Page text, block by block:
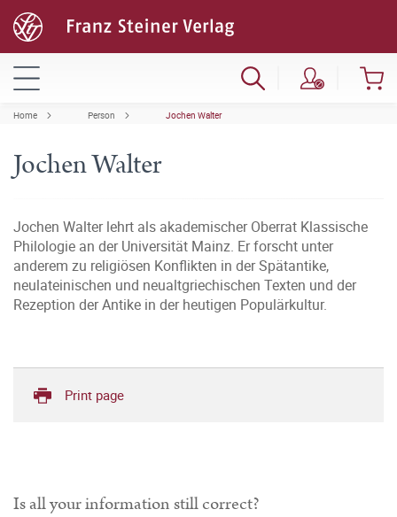
Home Person Jochen Walter
Jochen Walter
Jochen Walter lehrt als akademischer Oberrat Klassische
Philologie an der Universität Mainz. Er forscht unter
anderem zu religiösen Konflikten in der Spätantike,
neulateinischen und neualtgriechischen Texten und der
Rezeption der Antike in der heutigen Populärkultur.
Print page
Is all your information still correct?